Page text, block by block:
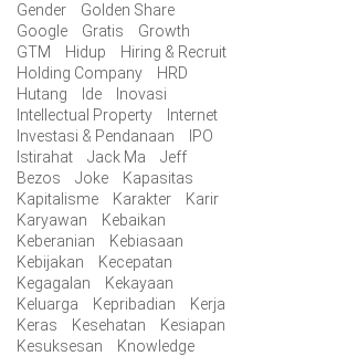
Gender
Golden Share
Google
Gratis
Growth
GTM
Hidup
Hiring & Recruit
Holding Company
HRD
Hutang
Ide
Inovasi
Intellectual Property
Internet
Investasi & Pendanaan
IPO
Istirahat
Jack Ma
Jeff
Bezos
Joke
Kapasitas
Kapitalisme
Karakter
Karir
Karyawan
Kebaikan
Keberanian
Kebiasaan
Kebijakan
Kecepatan
Kegagalan
Kekayaan
Keluarga
Kepribadian
Kerja
Keras
Kesehatan
Kesiapan
Kesuksesan
Knowledge